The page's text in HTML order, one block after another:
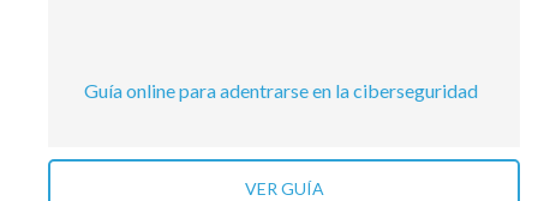
Guía online para adentrarse en la ciberseguridad
VER GUÍA